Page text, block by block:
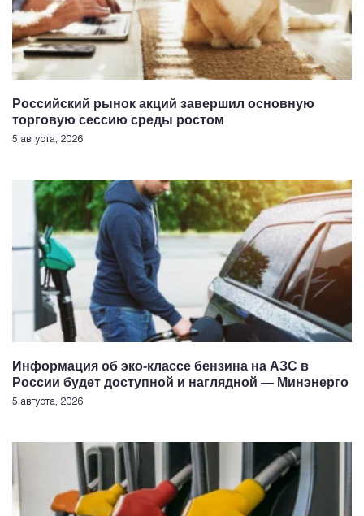
Российский рынок акций завершил основную
торговую сессию среды ростом
5 августа, 2026
Информация об эко-классе бензина на АЗС в
России будет доступной и наглядной — Минэнерго
5 августа, 2026